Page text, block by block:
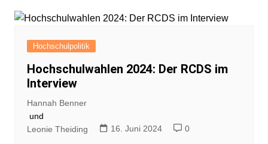
Hochschulpolitik
Hochschulwahlen 2024: Der RCDS im
Interview
Hannah Benner
und
Leonie Theiding
16. Juni 2024 0